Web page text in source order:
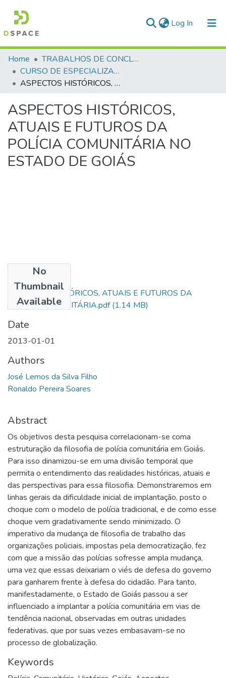
Log In (current)
Communities & Collections
All of DSpace
Home
TRABALHOS DE CONCLUSÃO DE CURSO - CEGESP (CURSO DE ESPECIALIZAÇÃO EM GERENCIAMENTO EM SEGURANÇA PÚBLICA)
CURSO DE ESPECIALIZAÇÃO EM GERENCIAMENTO EM SEGURANÇA PÚBLICA - CEGESP - 2013 - 2
ASPECTOS HISTÓRICOS, ATUAIS E FUTUROS DA POLÍCIA COMUNITÁRIA NO ESTADO DE GOIÁS
ASPECTOS HISTÓRICOS,
ATUAIS E FUTUROS DA
POLÍCIA COMUNITÁRIA NO
ESTADO DE GOIÁS
No
Thumbnail
Available
ASPECTOS HISTÓRICOS, ATUAIS E FUTUROS DA
POLÍCIA COMUNITÁRIA.pdf(1.14 MB)
Date
2013-01-01
Authors
José Lemos da Silva Filho
Ronaldo Pereira Soares
Abstract
Os objetivos desta pesquisa correlacionam-se coma
estruturação da filosofia de polícia comunitária em Goiás.
Para isso dinamizou-se em uma divisão temporal que
permita o entendimento das realidades históricas, atuais e
das perspectivas para essa filosofia. Demonstraremos em
linhas gerais da dificuldade inicial de implantação, posto o
choque com o modelo de polícia tradicional, e de como esse
choque vem gradativamente sendo minimizado. O
imperativo da mudança de filosofia de trabalho das
organizações policiais, impostas pela democratização, fez
com que a missão das polícias sofresse ampla mudança,
uma vez que essas deixariam o viés de defesa do governo
para ganharem frente à defesa do cidadão. Para tanto,
manifestadamente, o Estado de Goiás passou a ser
influenciado a implantar a polícia comunitária em vias de
tendência nacional, observadas em outras unidades
federativas, que por suas vezes embasavam-se no
processo de globalização.
Keywords